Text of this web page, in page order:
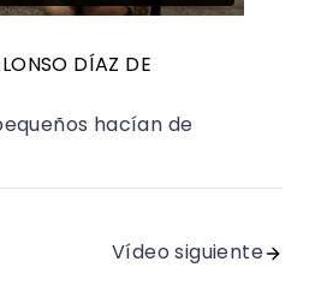
DÍAZ DE
hacían de
Vídeo siguiente